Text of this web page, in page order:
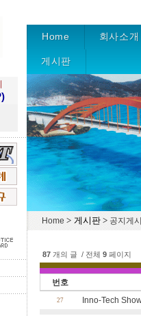
Home 회사소개
게시판
Home > 게시판 > 공지게
87개의 글 / 전체 9페이지
번호
27 Inno-Tech